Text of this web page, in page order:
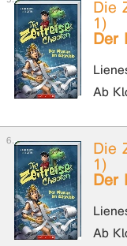
Die
1)
Der
Ab
Die
1)
Der
Ab